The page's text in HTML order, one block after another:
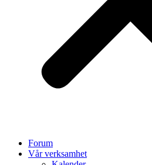
Forum
Vår verksamhet